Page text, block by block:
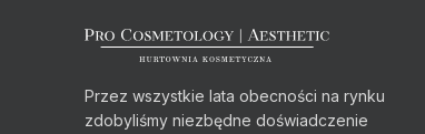
Przez wszystkie lata obecności na rynku
zdobyliśmy niezbędne doświadczenie